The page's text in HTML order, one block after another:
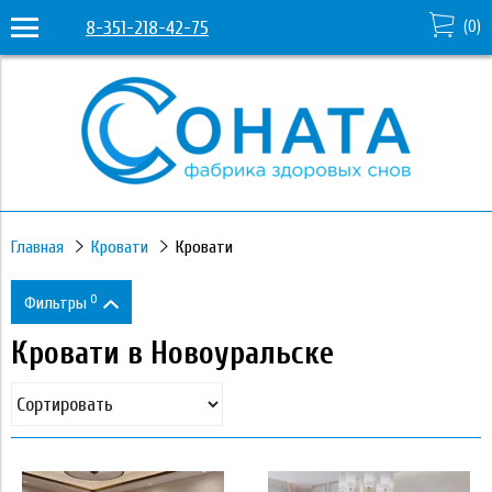
8-351-218-42-75 (0)
Главная Кровати Кровати
Фильтры 0
Цена
Кровати в Новоуральске